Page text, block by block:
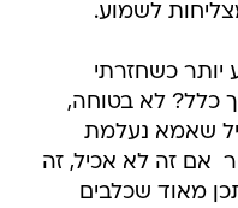
לשמוע.
כשחזרתי
כלל? לא בטוחה,
שאמא נעלמת
 אם זה לא אכיל, זה
מאוד שכלבים